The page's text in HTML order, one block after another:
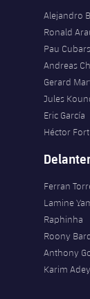
Alejandro
Ronald
Pau
Andreas
Gerard
Jules
Eric García
Héctor Fort
Ferran
Lamine
Raphinha
Roony
Anthony
Karim